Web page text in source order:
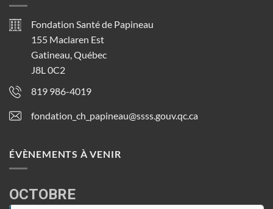
Fondation Santé de Papineau
155 Maclaren Est
Gatineau, Québec
J8L 0C2
819 986-4019
fondation_ch_papineau@ssss.gouv.qc.ca
ÉVÈNEMENTS À VENIR
OCTOBRE